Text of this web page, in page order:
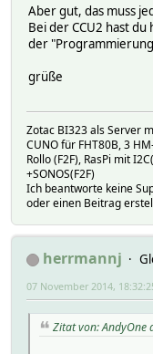
Aber gut, das muss
Bei der CCU2 hast
der
grüße
Zotac BI323 als Server
CUNO für FHT80B, 3
Rollo (F2F), RasPi mit
+SONOS(F2F)
Ich beantworte keine
oder einen Beitrag
herrmannj
07 November 2014,
Zitat von: AndyOne